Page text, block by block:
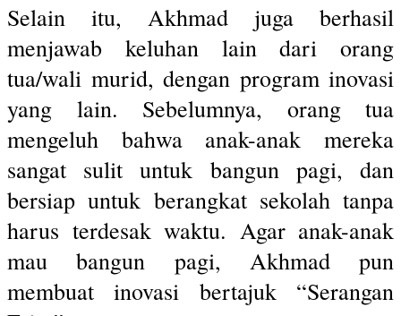
Selain itu, Akhmad juga berhasil
menjawab keluhan lain dari orang
tua/wali murid, dengan program inovasi
yang lain. Sebelumnya, orang tua
mengeluh bahwa anak-anak mereka
sangat sulit untuk bangun pagi, dan
bersiap untuk berangkat sekolah tanpa
harus terdesak waktu. Agar anak-anak
mau bangun pagi, Akhmad pun
membuat inovasi bertajuk “Serangan